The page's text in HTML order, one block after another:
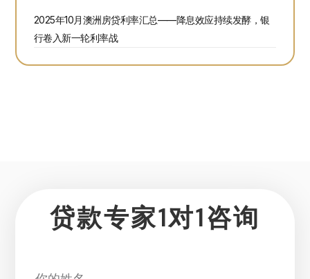
2025年10月澳洲房贷利率汇总——降息效应持续发酵，银
行卷入新一轮利率战
贷款专家1对1咨询